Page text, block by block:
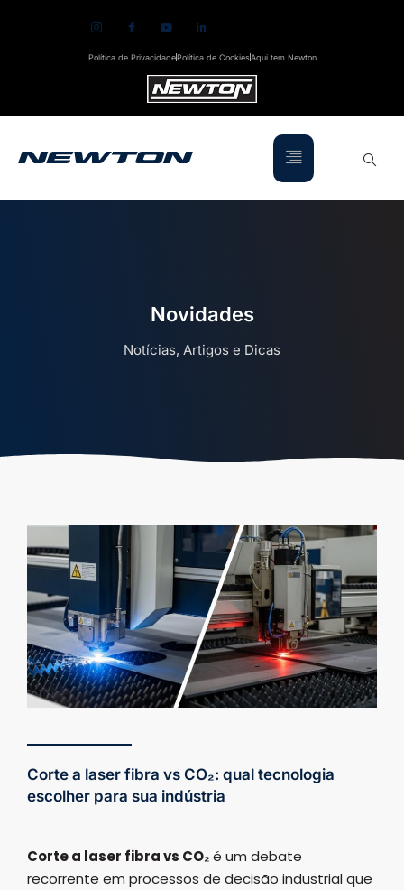
Política de PrivacidadePolítica de CookiesAqui tem Newton
Novidades
Notícias, Artigos e Dicas
Corte a laser fibra vs CO₂: qual tecnologia
escolher para sua indústria
Corte a laser fibra vs CO₂é um debate
recorrente em processos de decisão industrial que